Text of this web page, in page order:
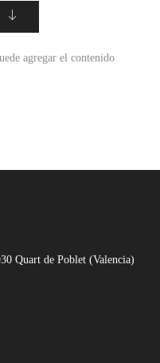
agregar el contenido
Quart de Poblet (Valencia)